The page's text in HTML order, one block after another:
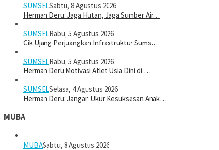
SUMSELSabtu, 8 Agustus 2026
Herman Deru: Jaga Hutan, Jaga Sumber Air…
SUMSELRabu, 5 Agustus 2026
Cik Ujang Perjuangkan Infrastruktur Sums…
SUMSELRabu, 5 Agustus 2026
Herman Deru Motivasi Atlet Usia Dini di …
SUMSELSelasa, 4 Agustus 2026
Herman Deru: Jangan Ukur Kesuksesan Anak…
MUBA
MUBASabtu, 8 Agustus 2026